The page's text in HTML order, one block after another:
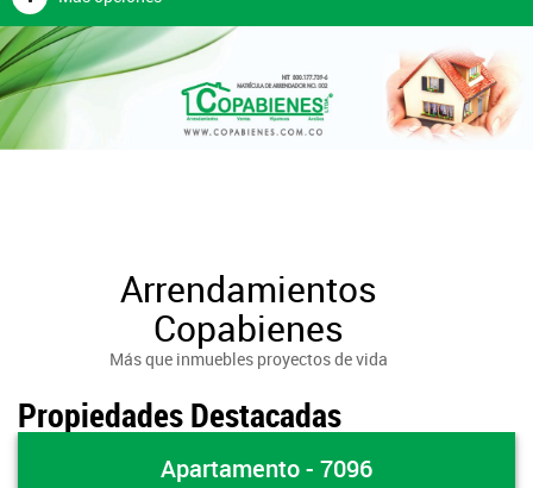
Arrendamientos
Copabienes
Más que inmuebles proyectos de vida
Propiedades Destacadas
Apartamento - 7096